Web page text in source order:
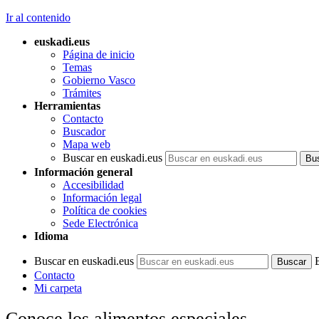
Ir al contenido
euskadi.eus
Página de inicio
Temas
Gobierno Vasco
Trámites
Herramientas
Contacto
Buscador
Mapa web
Buscar en euskadi.eus
Información general
Accesibilidad
Información legal
Política de cookies
Sede Electrónica
Idioma
Buscar en euskadi.eus
Contacto
Mi carpeta